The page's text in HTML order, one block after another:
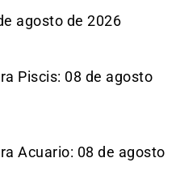
agosto de 2026
Piscis: 08 de agosto
Acuario: 08 de agosto